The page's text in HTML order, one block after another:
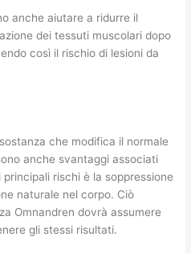
anche aiutare a ridurre il
dei tessuti muscolari dopo
così il rischio di lesioni da
che modifica il normale
anche svantaggi associati
principali rischi è la soppressione
naturale nel corpo. Ciò
Omnandren dovrà assumere
gli stessi risultati.